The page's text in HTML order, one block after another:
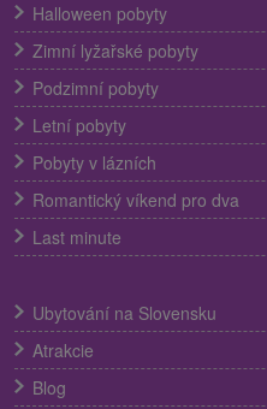
Halloween pobyty
Zimní lyžařské pobyty
Podzimní pobyty
Letní pobyty
Pobyty v lázních
Romantický víkend pro dva
Last minute
Ubytování na Slovensku
Atrakcie
Blog